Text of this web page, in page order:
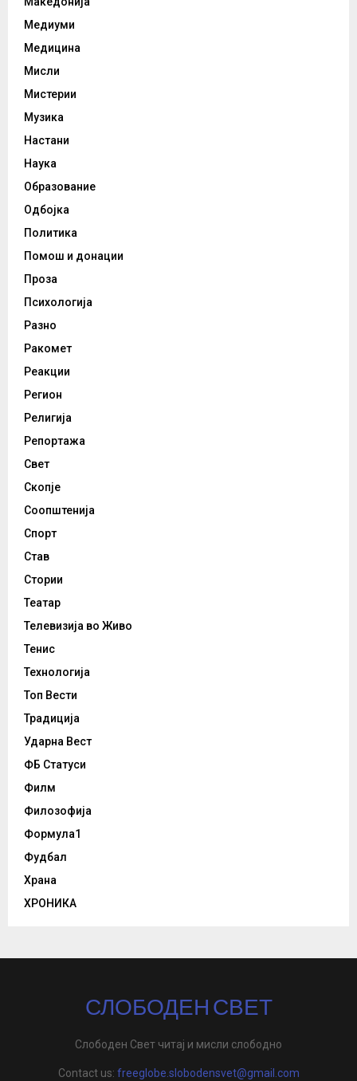
Медиуми
Медицина
Мисли
Мистерии
Музика
Настани
Наука
Образование
Одбојка
Политика
Помош и донации
Проза
Психологија
Разно
Ракомет
Реакции
Регион
Религија
Репортажа
Свет
Скопје
Соопштенија
Спорт
Став
Стории
Театар
Телевизија во Живо
Тенис
Технологија
Топ Вести
Традиција
Ударна Вест
ФБ Статуси
Филм
Филозофија
Формула1
Фудбал
Храна
ХРОНИКА
СЛОБОДЕН СВЕТ
Слободен Свет читај и мисли слободно
Contact us: freeglobe.slobodensvet@gmail.com